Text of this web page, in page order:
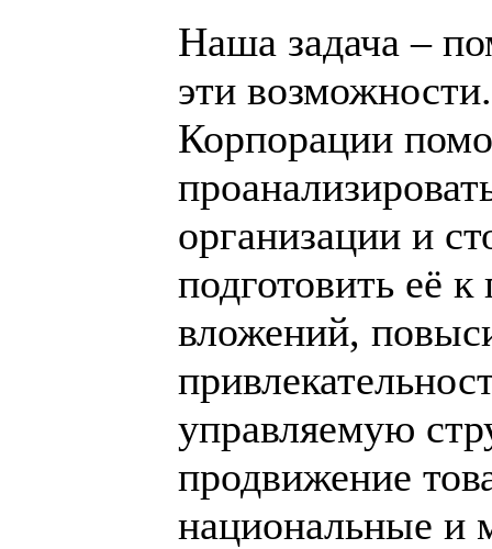
Наша задача –
эти
Корпорации
организации и
подготовить её
вложений,
управляемую
продвижение
национальные и